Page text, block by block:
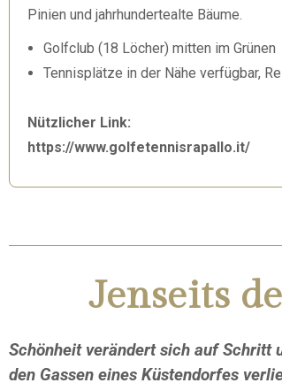
Pinien und jahrhundertealte Bäume.
Golfclub (18 Löcher) mitten im Grünen
Tennisplätze in der Nähe verfügbar,
Nützlicher Link:
https://www.golfetennisrapallo.it/
Jenseits
Schönheit verändert sich auf Schritt
den Gassen eines Küstendorfes